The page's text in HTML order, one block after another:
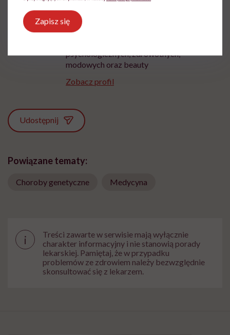
Z wykształcenia psycholog. Pracuje na
Uniwersytecie Ekonomicznym w Krakowie
jako pracownik naukowo-dydaktyczny. Ma
psychologicznych, zdrowotnych,
modowych oraz beauty
Zobacz profil
Udostępnij
Powiązane tematy:
Choroby genetyczne Medycyna
i
Treści zawarte w serwisie mają wyłącznie
charakter informacyjny i nie stanowią porady
lekarskiej. Pamiętaj, że w przypadku
problemów ze zdrowiem należy bezwzględnie
skonsultować się z lekarzem.
Zapisz się